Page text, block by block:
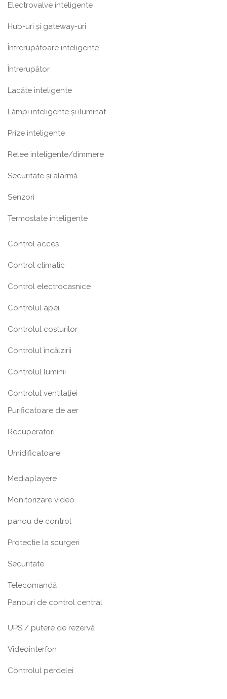
Electrovalve inteligente
Hub-uri și gateway-uri
Întrerupătoare inteligente
Întrerupător
Lacăte inteligente
Lămpi inteligente și iluminat
Prize inteligente
Relee inteligente/dimmere
Securitate și alarmă
Senzori
Termostate inteligente
Control acces
Control climatic
Control electrocasnice
Controlul apei
Controlul costurilor
Controlul încălzirii
Controlul luminii
Controlul ventilației
Purificatoare de aer
Recuperatori
Umidificatoare
Mediaplayere
Monitorizare video
panou de control
Protectie la scurgeri
Securitate
Telecomandă
Panouri de control central
UPS / putere de rezervă
Videointerfon
Сontrolul perdelei